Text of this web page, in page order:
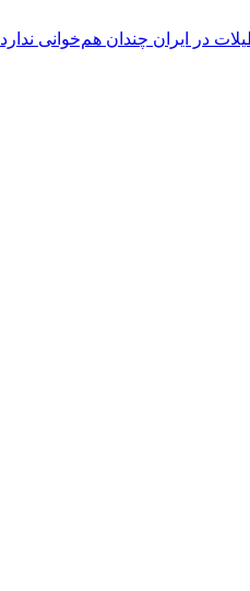
در ایران چندان هم‌خوانی ندارد